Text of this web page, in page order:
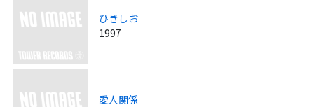
ひきしお
1997
愛人関係